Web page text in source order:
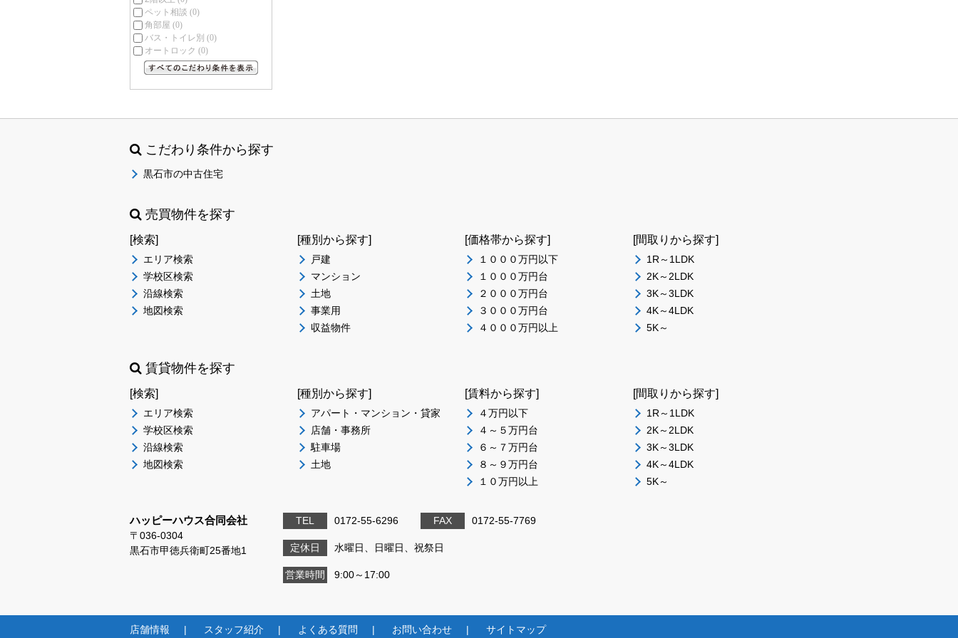
ペット相談 (0)
角部屋 (0)
バス・トイレ別 (0)
オートロック (0)
こだわり条件から探す
黒石市の中古住宅
売買物件を探す
[検索]
エリア検索
学校区検索
沿線検索
地図検索
[種別から探す]
戸建
マンション
土地
事業用
収益物件
[価格帯から探す]
１０００万円以下
１０００万円台
２０００万円台
３０００万円台
４０００万円以上
[間取りから探す]
1R～1LDK
2K～2LDK
3K～3LDK
4K～4LDK
5K～
賃貸物件を探す
[検索]
エリア検索
学校区検索
沿線検索
地図検索
[種別から探す]
アパート・マンション・貸家
店舗・事務所
駐車場
土地
[賃料から探す]
４万円以下
４～５万円台
６～７万円台
８～９万円台
１０万円以上
[間取りから探す]
1R～1LDK
2K～2LDK
3K～3LDK
4K～4LDK
5K～
ハッピーハウス合同会社
〒036-0304
黒石市甲徳兵衛町25番地1
TEL 0172-55-6296 FAX 0172-55-7769
定休日 水曜日、日曜日、祝祭日
営業時間 9:00～17:00
店舗情報 スタッフ紹介 よくある質問 お問い合わせ サイトマップ